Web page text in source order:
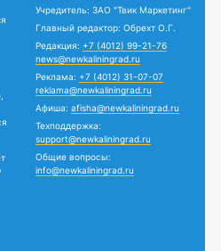
Учредитель: ЗАО "Твик Маркетинг"
Главный редактор: Обрехт О.Г.
Редакция: +7 (4012) 99-21-76
news@newkaliningrad.ru
Реклама: +7 (4012) 31-07-07
reklama@newkaliningrad.ru
Афиша: afisha@newkaliningrad.ru
Техподдержка:
support@newkaliningrad.ru
Общие вопросы:
info@newkaliningrad.ru